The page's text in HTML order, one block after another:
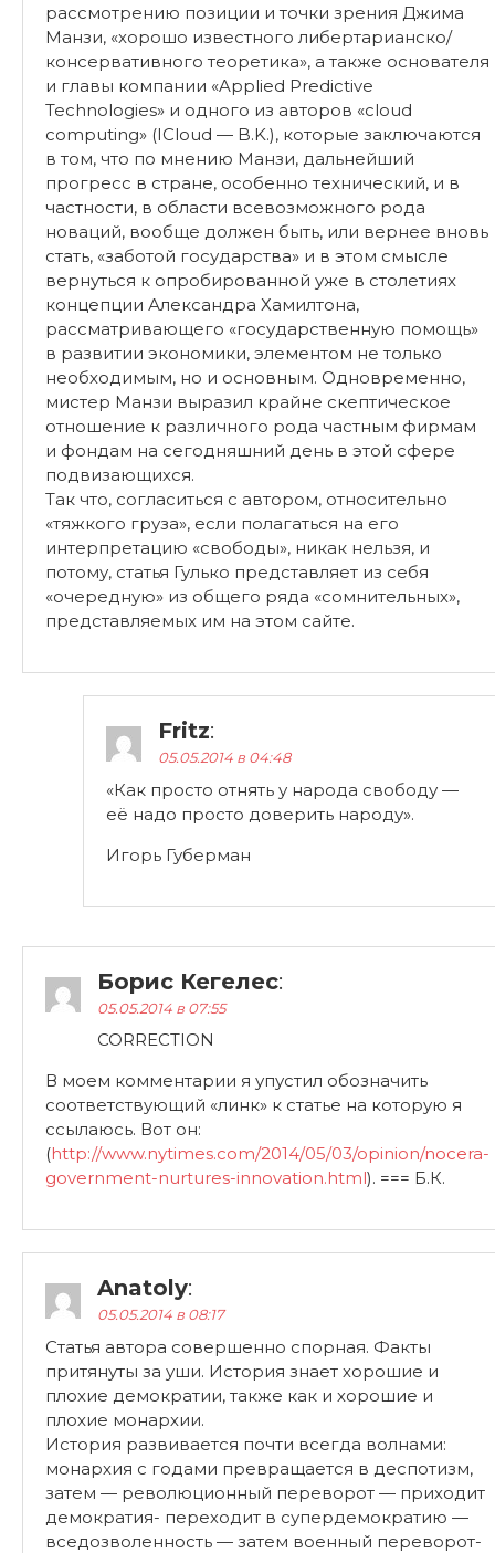
рассмотрению позиции и точки зрения Джима
Манзи, «хорошо известного либертарианско/
консервативного теоретика», а также основателя
и главы компании «Applied Predictive
Technologies» и одного из авторов «cloud
computing» (ICloud — B.K.), которые заключаются
в том, что по мнению Манзи, дальнейший
прогресс в стране, особенно технический, и в
частности, в области всевозможного рода
новаций, вообще должен быть, или вернее вновь
стать, «заботой государства» и в этом смысле
вернуться к опробированной уже в столетиях
концепции Александра Хамилтона,
рассматривающего «государственную помощь»
в развитии экономики, элементом не только
необходимым, но и основным. Одновременно,
мистер Манзи выразил крайне скептическое
отношение к различного рода частным фирмам
и фондам на сегодняшний день в этой сфере
подвизающихся.
Так что, согласиться с автором, относительно
«тяжкого груза», если полагаться на его
интерпретацию «свободы», никак нельзя, и
потому, статья Гулько представляет из себя
«очередную» из общего ряда «сомнительных»,
представляемых им на этом сайте.
Fritz:
05.05.2014 в 04:48
«Как просто отнять у народа свободу —
её надо просто доверить народу».
Игорь Губерман
Борис Кегелес:
05.05.2014 в 07:55
CORRECTION
В моем комментарии я упустил обозначить
соответствующий «линк» к статье на которую я
ссылаюсь. Вот он:
(http://www.nytimes.com/2014/05/03/opinion/nocera-
government-nurtures-innovation.html). === Б.К.
Anatoly:
05.05.2014 в 08:17
Статья автора совершенно спорная. Факты
притянуты за уши. История знает хорошие и
плохие демократии, также как и хорошие и
плохие монархии.
История развивается почти всегда волнами:
монархия с годами превращается в деспотизм,
затем — революционный переворот — приходит
демократия- переходит в супердемократию —
вседозволенность — затем военный переворот-